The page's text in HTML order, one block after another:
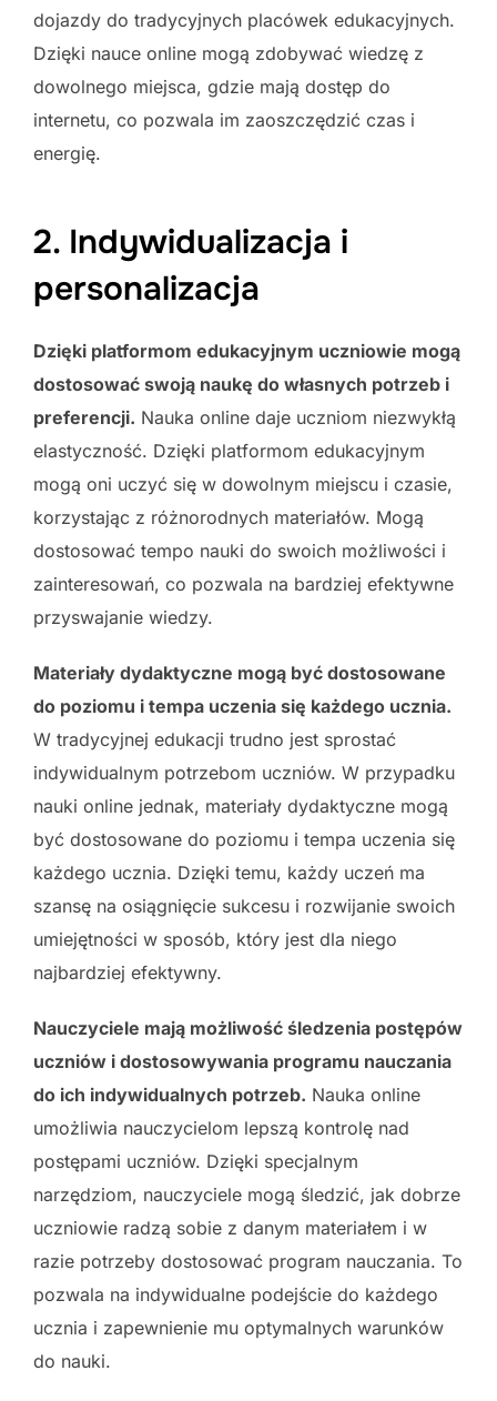
dojazdy do tradycyjnych placówek edukacyjnych.
Dzięki nauce online mogą zdobywać wiedzę z
dowolnego miejsca, gdzie mają dostęp do
internetu, co pozwala im zaoszczędzić czas i
energię.
2. Indywidualizacja i
personalizacja
Dzięki platformom edukacyjnym uczniowie mogą
dostosować swoją naukę do własnych potrzeb i
preferencji. Nauka online daje uczniom niezwykłą
elastyczność. Dzięki platformom edukacyjnym
mogą oni uczyć się w dowolnym miejscu i czasie,
korzystając z różnorodnych materiałów. Mogą
dostosować tempo nauki do swoich możliwości i
zainteresowań, co pozwala na bardziej efektywne
przyswajanie wiedzy.
Materiały dydaktyczne mogą być dostosowane
do poziomu i tempa uczenia się każdego ucznia.
W tradycyjnej edukacji trudno jest sprostać
indywidualnym potrzebom uczniów. W przypadku
nauki online jednak, materiały dydaktyczne mogą
być dostosowane do poziomu i tempa uczenia się
każdego ucznia. Dzięki temu, każdy uczeń ma
szansę na osiągnięcie sukcesu i rozwijanie swoich
umiejętności w sposób, który jest dla niego
najbardziej efektywny.
Nauczyciele mają możliwość śledzenia postępów
uczniów i dostosowywania programu nauczania
do ich indywidualnych potrzeb. Nauka online
umożliwia nauczycielom lepszą kontrolę nad
postępami uczniów. Dzięki specjalnym
narzędziom, nauczyciele mogą śledzić, jak dobrze
uczniowie radzą sobie z danym materiałem i w
razie potrzeby dostosować program nauczania. To
pozwala na indywidualne podejście do każdego
ucznia i zapewnienie mu optymalnych warunków
do nauki.